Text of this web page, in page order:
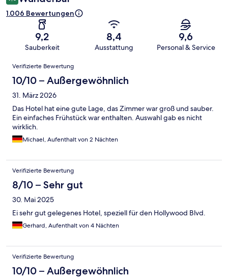
1.006 Bewertungen
9,2
Sauberkeit
8,4
Ausstattung
9,6
Personal & Service
Bewertungen
Verifizierte Bewertung
10/10 – Außergewöhnlich
31. März 2026
Das Hotel hat eine gute Lage, das Zimmer war groß und sauber.
Ein einfaches Frühstück war enthalten. Auswahl gab es nicht
wirklich.
Michael, Aufenthalt von 2 Nächten
Verifizierte Bewertung
8/10 – Sehr gut
30. Mai 2025
Ei sehr gut gelegenes Hotel, speziell für den Hollywood Blvd.
Gerhard, Aufenthalt von 4 Nächten
Verifizierte Bewertung
10/10 – Außergewöhnlich